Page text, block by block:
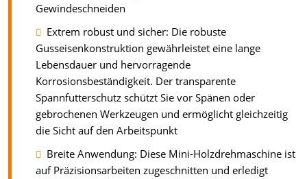
Gewindeschneiden
Extrem robust und sicher: Die robuste
Gusseisenkonstruktion gewährleistet eine lange
Lebensdauer und hervorragende
Korrosionsbeständigkeit. Der transparente
Spannfutterschutz schützt Sie vor Spänen oder
gebrochenen Werkzeugen und ermöglicht gleichzeitig
die Sicht auf den Arbeitspunkt
Breite Anwendung: Diese Mini-Holzdrehmaschine ist
auf Präzisionsarbeiten zugeschnitten und erledigt